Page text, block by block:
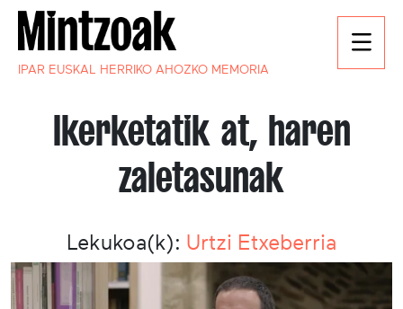
IPAR EUSKAL HERRIKO AHOZKO MEMORIA
Ikerketatik at, haren
zaletasunak
Lekukoa(k): Urtzi Etxeberria